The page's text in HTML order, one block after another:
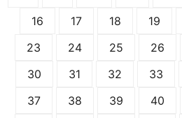
16
17 18 19
23
24 25 26
30
31 32 33
37
38 39 40